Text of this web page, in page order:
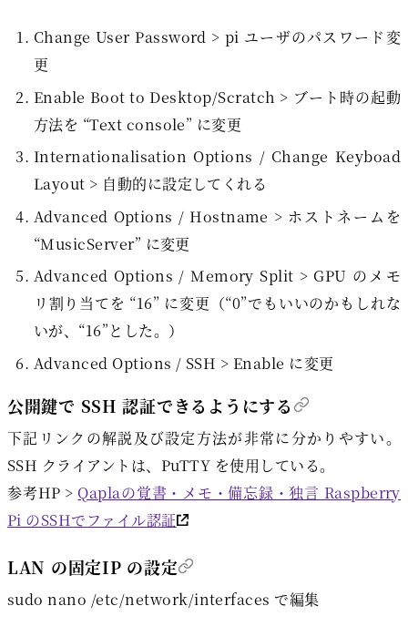
Change User Password > pi ユーザのパスワード変
更
Enable Boot to Desktop/Scratch > ブート時の起動
方法を “Text console” に変更
Internationalisation Options / Change Keyboad
Layout > 自動的に設定してくれる
Advanced Options / Hostname > ホストネームを
“MusicServer” に変更
Advanced Options / Memory Split > GPU のメモ
リ割り当てを “16” に変更（“0”でもいいのかもしれな
いが、“16”とした。）
Advanced Options / SSH > Enable に変更
公開鍵で SSH 認証できるようにする
下記リンクの解説及び設定方法が非常に分かりやすい。
SSH クライアントは、PuTTY を使用している。
参考HP > Qaplaの覚書・メモ・備忘録・独言 Raspberry
Pi のSSHでファイル認証
LAN の固定IP の設定
sudo nano /etc/network/interfaces で編集